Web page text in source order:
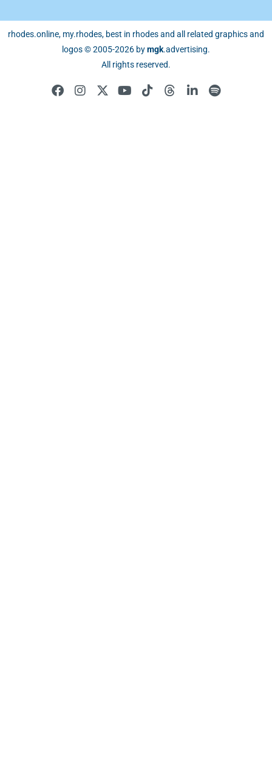
rhodes.online, my.rhodes, best in rhodes and all related graphics and
logos © 2005-2026 bymgk.advertising.
All rights reserved.